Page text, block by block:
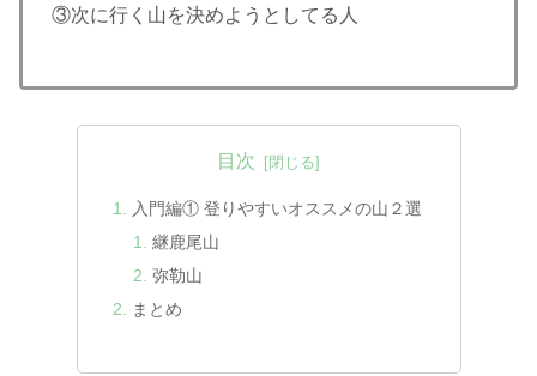
③次に行く山を決めようとしてる人
目次
入門編① 登りやすいオススメの山２選
継鹿尾山
弥勒山
まとめ